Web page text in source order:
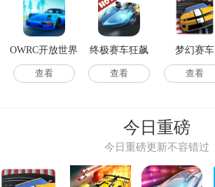
OWRC开放世界
赛车汉化版
查看
终极赛车狂飙
游戏 V1.1 安卓
查看
梦幻赛车
查看
今日重磅
今日重磅更新不容错过